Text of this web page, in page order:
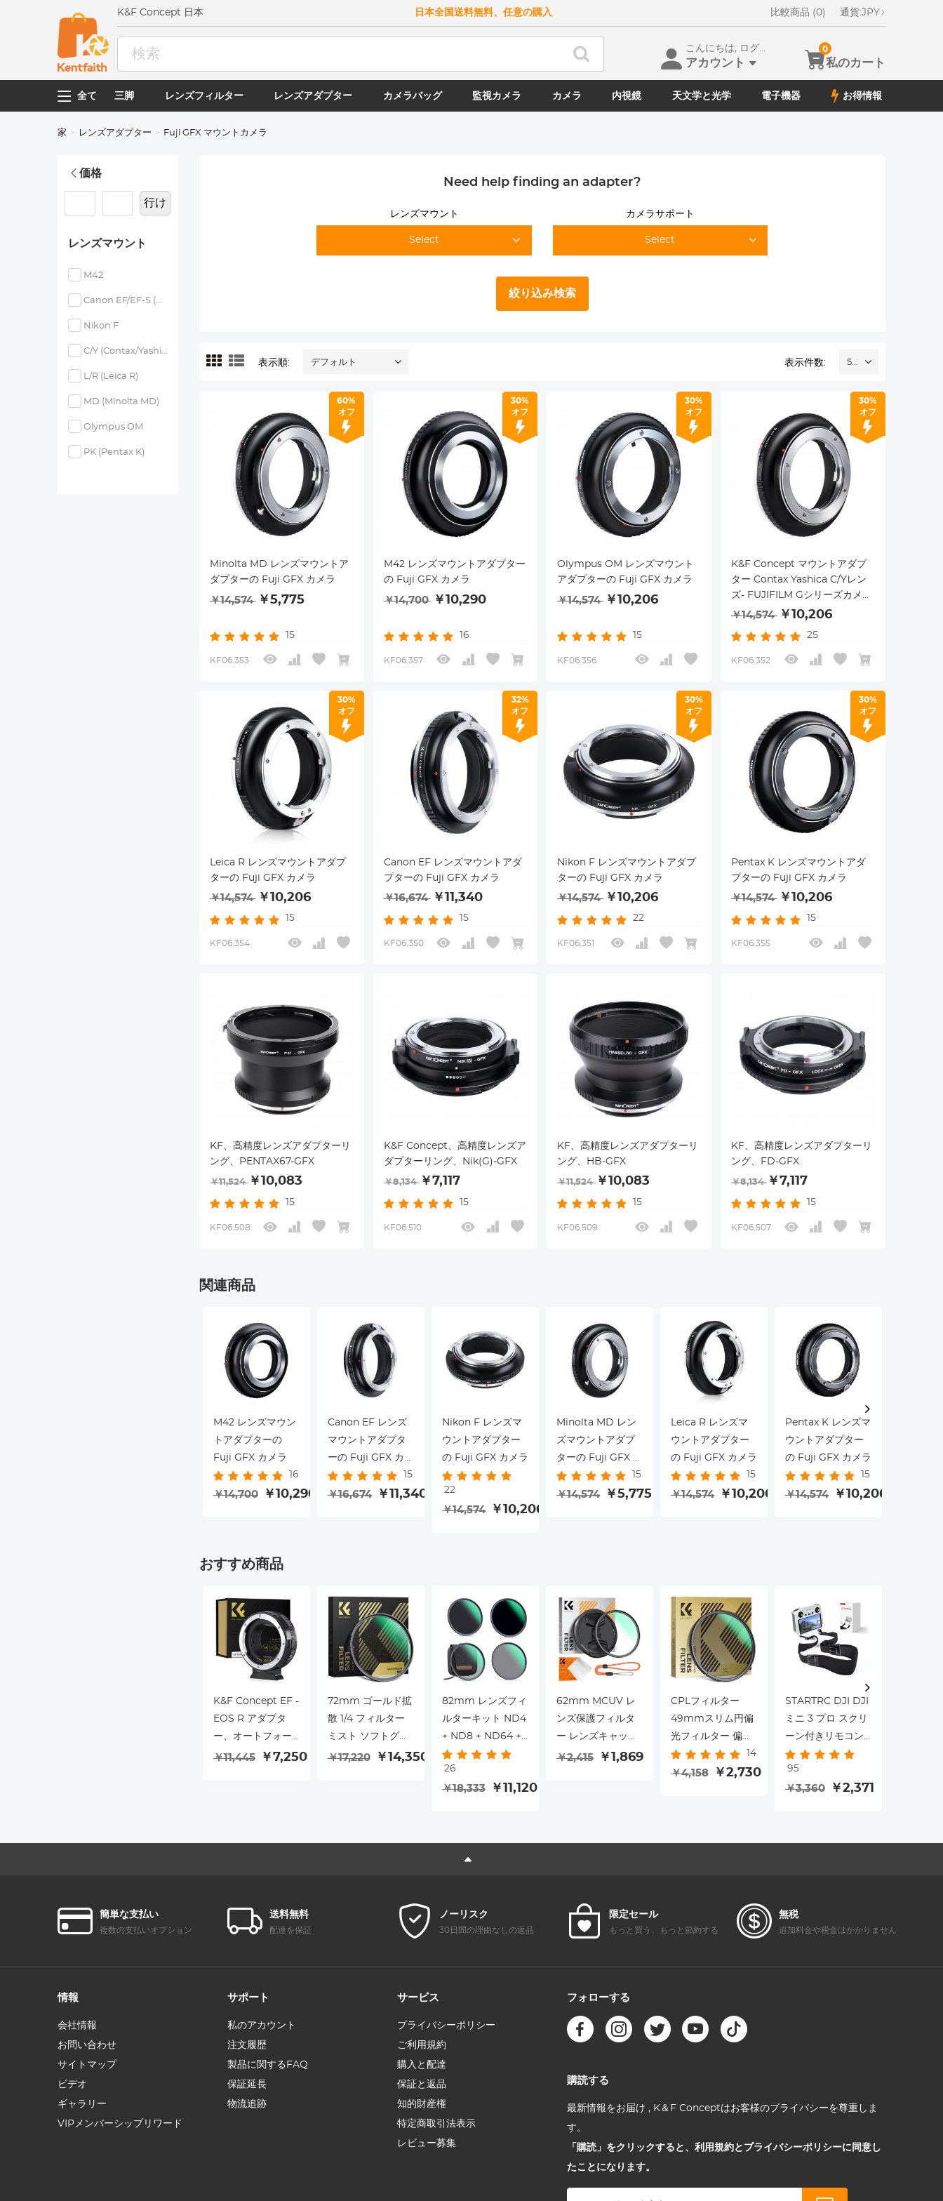
K&F Concept 日本 日本全国送料無料、任意の購入 比較商品 (0) 通貨:JPY
こんにちは, ログイン
アカウント 私のカート
0
全て 三脚 レンズフィルター レンズアダプター カメラバッグ 監視カメラ カメラ 内視鏡 天文学と光学 電子機器 お得情報
家 レンズアダプター Fuji GFX マウントカメラ
価格
行け
レンズマウント
M42
Canon EF/EF-S (EOS)
Nikon F
C/Y (Contax/Yashica)
L/R (Leica R)
MD (Minolta MD)
Olympus OM
PK (Pentax K)
Need help finding an adapter?
レンズマウント
Select
カメラサポート
Select
絞り込み検索
表示順: デフォルト 表示件数: 52
60%
オフ
Minolta MD レンズマウントア
ダプターの Fuji GFX カメラ
￥14,574 ￥5,775
15
KF06.353
30%
オフ
M42 レンズマウントアダプター
の Fuji GFX カメラ
￥14,700 ￥10,290
16
KF06.357
30%
オフ
Olympus OM レンズマウント
アダプターの Fuji GFX カメラ
￥14,574 ￥10,206
15
KF06.356
30%
オフ
K&F Concept マウントアダプ
ター Contax Yashica C/Yレン
ズ- FUJIFILM Gシリーズカメラ
装着 無限遠実現 艶消し仕上げ
￥14,574 ￥10,206
25
KF06.352
30%
オフ
Leica R レンズマウントアダプ
ターの Fuji GFX カメラ
￥14,574 ￥10,206
15
KF06.354
32%
オフ
Canon EF レンズマウントアダ
プターの Fuji GFX カメラ
￥16,674 ￥11,340
15
KF06.350
30%
オフ
Nikon F レンズマウントアダプ
ターの Fuji GFX カメラ
￥14,574 ￥10,206
22
KF06.351
30%
オフ
Pentax K レンズマウントアダ
プターの Fuji GFX カメラ
￥14,574 ￥10,206
15
KF06.355
KF、高精度レンズアダプターリ
ング、PENTAX67-GFX
￥11,524￥10,083
15
KF06.508
K&F Concept、高精度レンズア
ダプターリング、Nik(G)-GFX
￥8,134￥7,117
15
KF06.510
KF、高精度レンズアダプターリ
ング、HB-GFX
￥11,524 ￥10,083
15
KF06.509
KF、高精度レンズアダプターリ
ング、FD-GFX
￥8,134￥7,117
15
KF06.507
関連商品
M42 レンズマウン
トアダプターの
Fuji GFX カメラ
16
￥14,700 ￥10,290
Canon EF レンズ
マウントアダプタ
ーの Fuji GFX カメ
ラ
15
￥16,674 ￥11,340
Nikon F レンズマ
ウントアダプター
の Fuji GFX カメラ
22
￥14,574 ￥10,206
Minolta MD レン
ズマウントアダプ
ターの Fuji GFX カ
メラ
15
￥14,574 ￥5,775
Leica R レンズマ
ウントアダプター
の Fuji GFX カメラ
15
￥14,574 ￥10,206
Pentax K レンズマ
ウントアダプター
の Fuji GFX カメラ
15
￥14,574 ￥10,206
おすすめ商品
K&F Concept EF -
EOS R アダプタ
ー、オートフォー
カスレンズマウン
トカメラ用
￥11,445 ￥7,250
72mm ゴールド拡
散 1/4 フィルター
ミスト ソフトグロ
ー ウォームハイラ
シリーズ
￥17,220 ￥14,350
82mm レンズフィ
ルターキット ND4
+ ND8 + ND64 +
ND1000
26
￥18,333 ￥11,120
62mm MCUV レ
ンズ保護フィルタ
ー レンズキャップ
付き 光学ガラス 超
シリーズ
￥2,415 ￥1,869
CPLフィルター
49mmスリム円偏
光フィルター 偏光
フィルター 円偏光
フィルター Nano-
14
￥4,158 ￥2,730
STARTRC DJI DJI
ミニ 3 プロ スクリ
ーン付きリモコン
(DJI RC) / DJI RC
プロ スクリーン付
きリモコン スペシ
95
￥3,360 ￥2,371
ーンプロ
簡単な支払い
複数の支払いオプション
送料無料
配達を保証
ノーリスク
30日間の理由なしの返品
限定セール
もっと買う、もっと節約する
無税
追加料金や税金はかかりません
情報
会社情報
お問い合わせ
サイトマップ
ビデオ
ギャラリー
VIPメンバーシップリワード
サポート
私のアカウント
注文履歴
製品に関するFAQ
保証延長
物流追跡
サービス
プライバシーポリシー
ご利用規約
購入と配達
保証と返品
知的財産権
特定商取引法表示
レビュー募集
フォローする
購読する
最新情報をお届け , K＆F Conceptはお客様のプライバシーを尊重しま
す。
「購読」をクリックすると、利用規約とプライバシーポリシーに同意し
たことになります。